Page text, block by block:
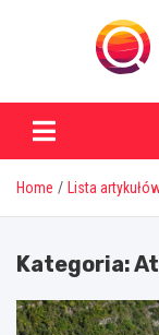
Home Lista
Kategoria: